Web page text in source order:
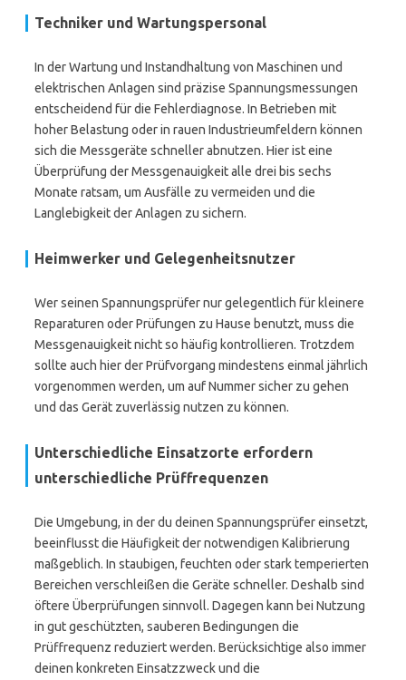
Techniker und Wartungspersonal
In der Wartung und Instandhaltung von Maschinen und
elektrischen Anlagen sind präzise Spannungsmessungen
entscheidend für die Fehlerdiagnose. In Betrieben mit
hoher Belastung oder in rauen Industrieumfeldern können
sich die Messgeräte schneller abnutzen. Hier ist eine
Überprüfung der Messgenauigkeit alle drei bis sechs
Monate ratsam, um Ausfälle zu vermeiden und die
Langlebigkeit der Anlagen zu sichern.
Heimwerker und Gelegenheitsnutzer
Wer seinen Spannungsprüfer nur gelegentlich für kleinere
Reparaturen oder Prüfungen zu Hause benutzt, muss die
Messgenauigkeit nicht so häufig kontrollieren. Trotzdem
sollte auch hier der Prüfvorgang mindestens einmal jährlich
vorgenommen werden, um auf Nummer sicher zu gehen
und das Gerät zuverlässig nutzen zu können.
Unterschiedliche Einsatzorte erfordern
unterschiedliche Prüffrequenzen
Die Umgebung, in der du deinen Spannungsprüfer einsetzt,
beeinflusst die Häufigkeit der notwendigen Kalibrierung
maßgeblich. In staubigen, feuchten oder stark temperierten
Bereichen verschleißen die Geräte schneller. Deshalb sind
öftere Überprüfungen sinnvoll. Dagegen kann bei Nutzung
in gut geschützten, sauberen Bedingungen die
Prüffrequenz reduziert werden. Berücksichtige also immer
deinen konkreten Einsatzzweck und die